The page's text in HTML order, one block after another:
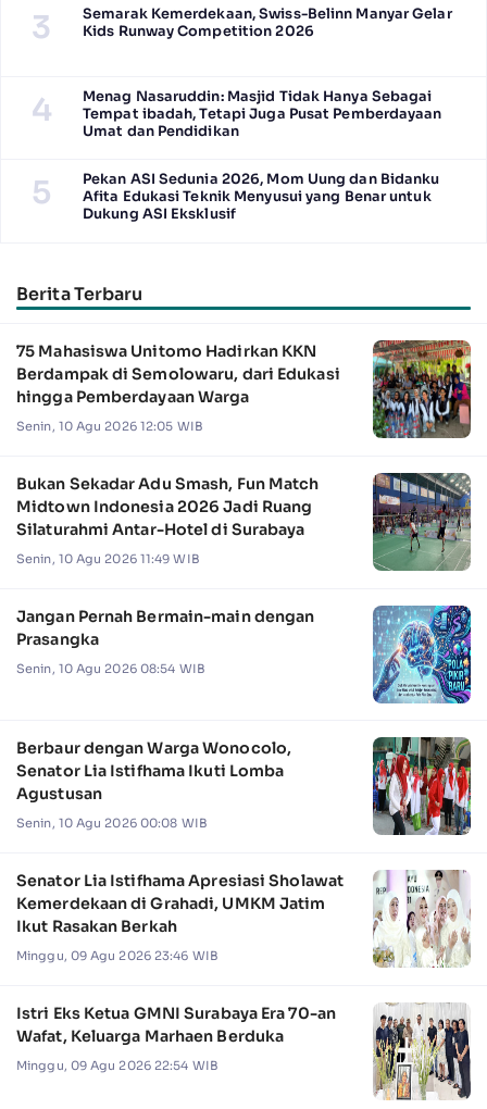
3
Semarak Kemerdekaan, Swiss-Belinn Manyar Gelar
Kids Runway Competition 2026
4
Menag Nasaruddin: Masjid Tidak Hanya Sebagai
Tempat ibadah, Tetapi Juga Pusat Pemberdayaan
Umat dan Pendidikan
5
Pekan ASI Sedunia 2026, Mom Uung dan Bidanku
Afita Edukasi Teknik Menyusui yang Benar untuk
Dukung ASI Eksklusif
Berita Terbaru
75 Mahasiswa Unitomo Hadirkan KKN
Berdampak di Semolowaru, dari Edukasi
hingga Pemberdayaan Warga
Senin, 10 Agu 2026 12:05 WIB
Bukan Sekadar Adu Smash, Fun Match
Midtown Indonesia 2026 Jadi Ruang
Silaturahmi Antar-Hotel di Surabaya
Senin, 10 Agu 2026 11:49 WIB
Jangan Pernah Bermain-main dengan
Prasangka
Senin, 10 Agu 2026 08:54 WIB
Berbaur dengan Warga Wonocolo,
Senator Lia Istifhama Ikuti Lomba
Agustusan
Senin, 10 Agu 2026 00:08 WIB
Senator Lia Istifhama Apresiasi Sholawat
Kemerdekaan di Grahadi, UMKM Jatim
Ikut Rasakan Berkah
Minggu, 09 Agu 2026 23:46 WIB
Istri Eks Ketua GMNI Surabaya Era 70-an
Wafat, Keluarga Marhaen Berduka
Minggu, 09 Agu 2026 22:54 WIB